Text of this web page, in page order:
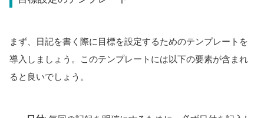
まず、日記を書く際に目標を設定するためのテンプレートを
導入しましょう。このテンプレートには以下の要素が含まれ
ると良いでしょう。